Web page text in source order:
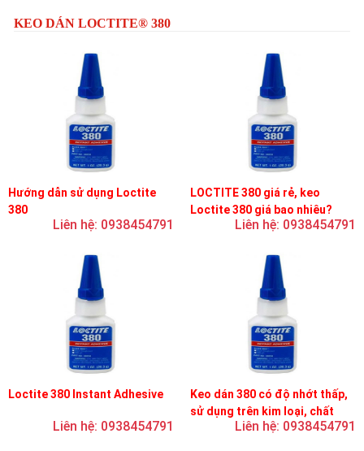
KEO DÁN LOCTITE® 380
Hướng dẫn sử dụng Loctite
380
Liên hệ: 0938454791
LOCTITE 380 giá rẻ, keo
Loctite 380 giá bao nhiêu?
Liên hệ: 0938454791
Loctite 380 Instant Adhesive
Liên hệ: 0938454791
Keo dán 380 có độ nhớt thấp,
sử dụng trên kim loại, chất
đàn hồi và nhựaLiên hệ: 0938454791